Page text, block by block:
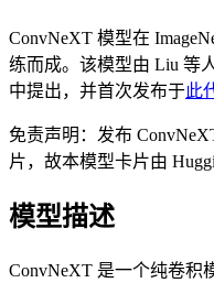
ConvNeXT 模型在
练而成。该模型由 Liu 等
中提出，并首次发布于此
免责声明：发布
片，故本模型卡片由
模型描述
ConvNeXT 是一个纯卷积